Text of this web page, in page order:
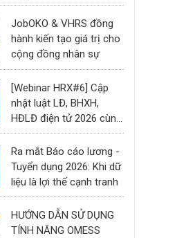
JobOKO & VHRS đồng
hành kiến tạo giá trị cho
cộng đồng nhân sự
[Webinar HRX#6] Cập
nhật luật LĐ, BHXH,
HĐLĐ điện tử 2026 cùng
chuyên gia Bộ Nội Vụ
Ra mắt Báo cáo lương -
Tuyển dụng 2026: Khi dữ
liệu là lợi thế cạnh tranh
HƯỚNG DẪN SỬ DỤNG
TÍNH NĂNG OMESS